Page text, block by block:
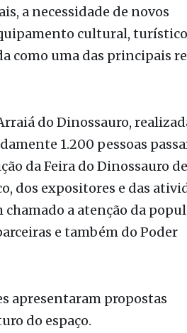
no Museu, da Feira do
– Artes, Artesanato e
a necessidade de novos
cultural, turístico
do Dinossauro,
1.200 pessoas
da Feira do Dinossauro
dos expositores e das
a atenção da